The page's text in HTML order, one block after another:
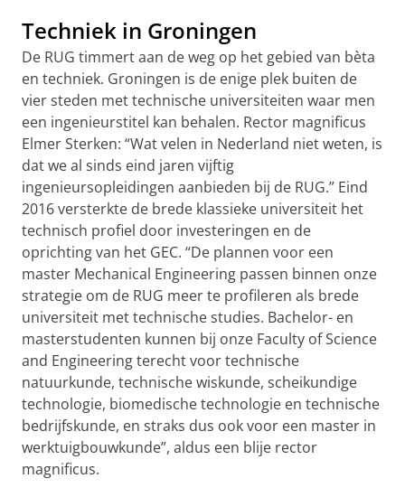
Techniek in Groningen
De RUG timmert aan de weg op het gebied van bèta
en techniek. Groningen is de enige plek buiten de
vier steden met technische universiteiten waar men
een ingenieurstitel kan behalen. Rector magnificus
Elmer Sterken: “Wat velen in Nederland niet weten, is
dat we al sinds eind jaren vijftig
ingenieursopleidingen aanbieden bij de RUG.” Eind
2016 versterkte de brede klassieke universiteit het
technisch profiel door investeringen en de
oprichting van het GEC. “De plannen voor een
master Mechanical Engineering passen binnen onze
strategie om de RUG meer te profileren als brede
universiteit met technische studies. Bachelor- en
masterstudenten kunnen bij onze Faculty of Science
and Engineering terecht voor technische
natuurkunde, technische wiskunde, scheikundige
technologie, biomedische technologie en technische
bedrijfskunde, en straks dus ook voor een master in
werktuigbouwkunde”, aldus een blije rector
magnificus.